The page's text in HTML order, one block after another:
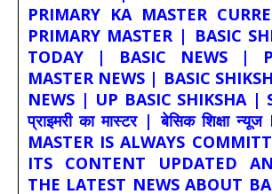
PRIMARY KA MASTER
PRIMARY MASTER | BASIC
TODAY | BASIC NEWS |
MASTER NEWS | BASIC
NEWS | UP BASIC SHIKSHA |
प्राइमरी का मास्टर | बेसिक शिक्षा
MASTER IS ALWAYS
ITS CONTENT UPDATED
THE LATEST NEWS ABOUT